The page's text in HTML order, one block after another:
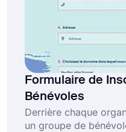
Formulaire de
Bénévoles
Derrière chaque
un groupe de